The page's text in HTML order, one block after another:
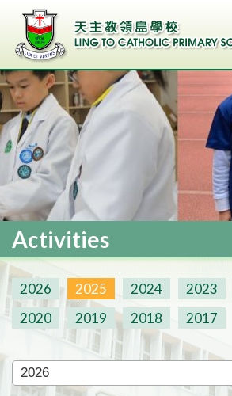
Activities
2026 2025 2024 2023
2020
2019 2018 2017